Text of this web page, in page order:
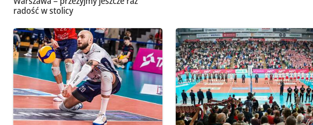
radość w stolicy